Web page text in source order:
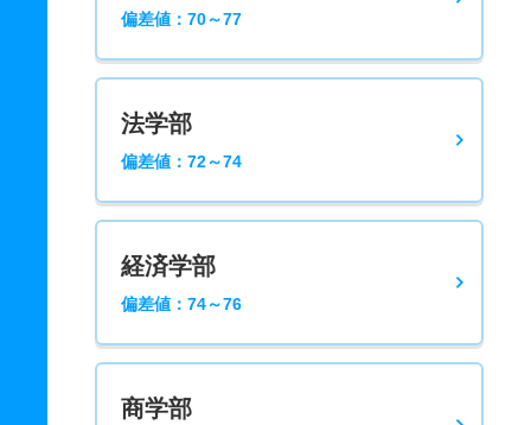
偏差値：70～77
法学部
偏差値：72～74
経済学部
偏差値：74～76
商学部